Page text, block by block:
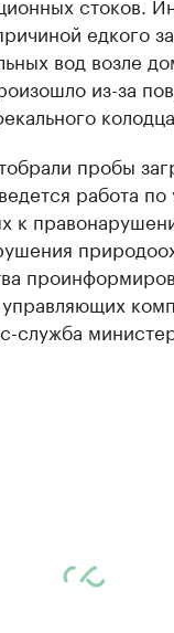
едкого
вод возле
из-за
колодца.
пробы
работа
к
служба